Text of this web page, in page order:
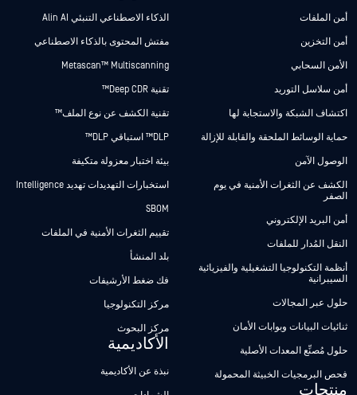
أمن الملفات
أمن التخزين
الأمن السحابي
أمن سلاسل التوريد
اكتشاف الشبكة والاستجابة لها
حماية الوسائط الملحقة والقابلة للإزالة
الوصول الآمن
الكشف عن الثغرات الأمنية في يوم
الصفر
أمن البريد الإلكتروني
النقل المُدار للملفات
أنظمة التكنولوجيا التشغيلية والفيزيائية
السيبرانية
حلول عبر المجالات
ثنائيات البيانات وبوابات الأمان
حلول مُصنِّع المعدات الأصلية
فحص البرمجيات الخبيثة المحمولة
منتجات
الذكاء الاصطناعي التنبئي Alin AI
مفتش المحتوى بالذكاء الاصطناعي
Metascan™ Multiscanning
تقنية Deep CDR™
تقنية الكشف عن نوع الملف™
DLP™ استباقي DLP™
بيئة اختبار معزولة متكيفة
استخبارات التهديدات تهديد Intelligence
SBOM
تقييم الثغرات الأمنية في الملفات
بلد المنشأ
فك ضغط الأرشيفات
مركز التكنولوجيا
مركز البحوث
الأكاديمية
نبذة عن الأكاديمية